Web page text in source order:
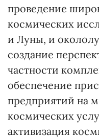
проведение
космических
и Луны, и
создание
частности
обеспечение
предприятий на
космических
активизация